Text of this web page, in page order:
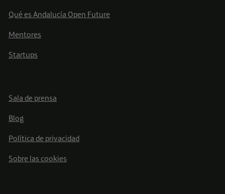
Qué es Andalucía Open Future
Mentores
Startups
Sala de prensa
Blog
Política de privacidad
Sobre las cookies